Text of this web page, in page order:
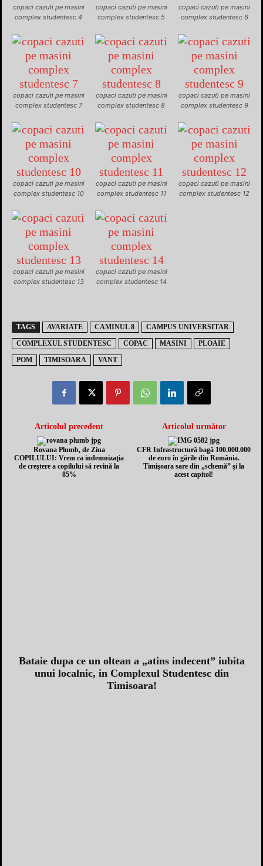
copaci cazuti pe masini
complex studentesc 4
copaci cazuti pe masini
complex studentesc 5
copaci cazuti pe masini
complex studentesc 6
copaci cazuti pe masini
complex studentesc 7
copaci cazuti pe masini
complex studentesc 8
copaci cazuti pe masini
complex studentesc 9
copaci cazuti pe masini
complex studentesc 10
copaci cazuti pe masini
complex studentesc 11
copaci cazuti pe masini
complex studentesc 12
copaci cazuti pe masini
complex studentesc 13
copaci cazuti pe masini
complex studentesc 14
TAGS AVARIATE CAMINUL 8
CAMPUS UNIVERSITAR
COMPLEXUL STUDENTESC
COPAC MASINI
PLOAIE
POM
TIMISOARA VANT
Articolul precedent
Rovana Plumb, de Ziua
COPILULUI: Vrem ca indemnizaţia
de creştere a copilului să revină la
85%
Articolul următor
CFR Infrastructură bagă 100.000.000
de euro în gările din România.
Timişoara sare din „schemă” şi la
acest capitol!
Bataie dupa ce un oltean a „atins indecent” iubita
unui localnic, in Complexul Studentesc din
Timisoara!